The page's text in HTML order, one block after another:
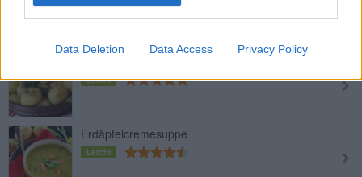
Data Deletion Data Access Privacy Policy
Leicht
Dillkartoffeln
Leicht
Erdäpfelcremesuppe
Leicht